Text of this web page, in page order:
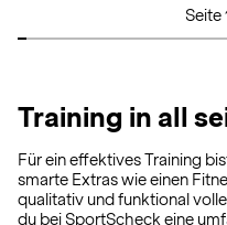
Seite
Training in all
Für ein effektives Training
smarte Extras wie einen
qualitativ und funktional
du bei SportScheck eine